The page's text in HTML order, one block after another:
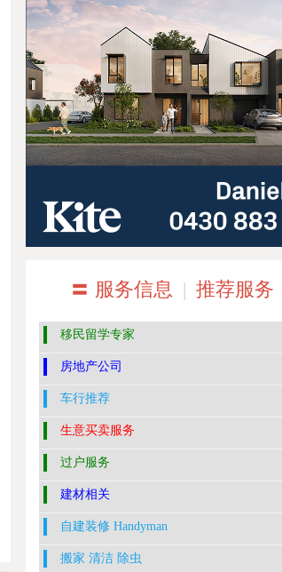
〓 服务信息 | 推荐服务
移民留学专家
房地产公司
车行推荐
生意买卖服务
过户服务
建材相关
自建装修 Handyman
搬家 清洁 除虫